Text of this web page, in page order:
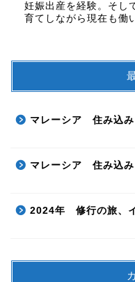
妊娠出産を経験。そし
育てしながら現在も働
マレーシア 住み込み
マレーシア 住み込み
2024年 修行の旅、